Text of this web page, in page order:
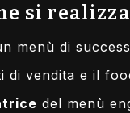
si
menù di
di vendita e il
del menù